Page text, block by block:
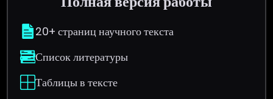
20+ страниц научного текста
Список литературы
Таблицы в тексте